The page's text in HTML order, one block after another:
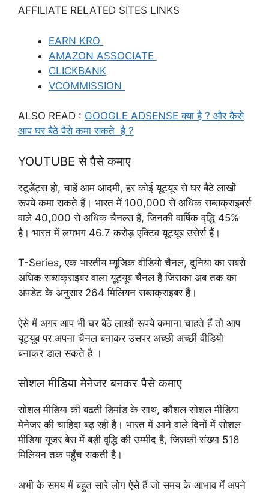
AFFILIATE RELATED SITES LINKS
EARN KRO
AMAZON ASSOCIATE
CLICKBANK
VCOMMISSION
ALSO READ : GOOGLE ADSENSE क्या है ? और कैसे
आप घर बैठे पैसे कमा सकते है ?
YOUTUBE से पैसे कमाए
स्टूडेंट्स हो, चाहें आम आदमी, हर कोई यूट्यूब से घर बैठे लाखों
रूपये कमा सकते हैं। भारत में 100,000 से अधिक सब्सक्राइबर्स
वाले 40,000 से अधिक चैनल्स हैं, जिनकी वार्षिक वृद्धि 45%
है। भारत में लगभग 46.7 करोड़ एक्टिव यूट्यूब उसेर्स हैं।
T-Series, एक भारतीय म्यूजिक वीडियो चैनल, दुनिया का सबसे
अधिक सब्सक्राइबर वाला यूट्यूब चैनल है जिसका अब तक का
अपडेट के अनुसार 264 मिलियन सब्सक्राइबर हैं।
ऐसे में अगर आप भी घर बैठे लाखों रूपये कमाना चाहते हैं तो आप
यूट्यूब पर अपना चैनल बनाकर उसपर अच्छी अच्छी वीडियो
बनाकर डाल सकते है ।
सोशल मीडिया मेनेजर बनकर पैसे कमाए
सोशल मीडिया की बढती डिमांड के साथ, कौशल सोशल मीडिया
मेनेजर की चाहिदा बढ़ रही है। भारत में आने वाले दिनों में सोशल
मीडिया यूजर बेस में बड़ी वृद्धि की उम्मीद है, जिसकी संख्या 518
मिलियन तक पहुँच सकती है।
अभी के समय में बहुत सारे लोग ऐसे हैं जो समय के आभाव में अपने